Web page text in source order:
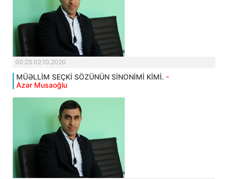
00:25 02.10.2020
MÜƏLLİM SEÇKİ SÖZÜNÜN SİNONİMİ KİMİ. -
Azər Musaoğlu